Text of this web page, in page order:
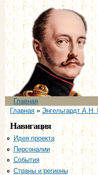
Главное меню
Главная
Вы здесь
Главная» Энгельгардт А.Н.
Навигация
Идея проекта
Персоналии
События
Страны и регионы